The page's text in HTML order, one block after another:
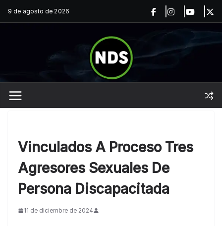
Saltar
al
9 de agosto de 2026
Vinculados A Proceso Tres
Agresores Sexuales De
Persona Discapacitada
11 de diciembre de 2024